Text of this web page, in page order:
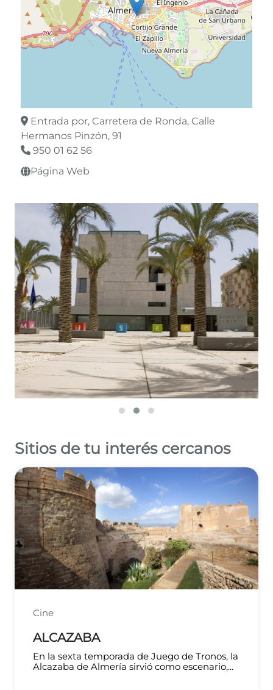
Leaflet©OpenStreetMapcontributors
Entrada por, Carretera de Ronda, Calle
Hermanos Pinzón, 91
950 01 62 56
Página Web
Sitios de tu interés cercanos
Cine
ALCAZABA
En la sexta temporada de Juego de Tronos, la
Alcazaba de Almería sirvió como escenario,...